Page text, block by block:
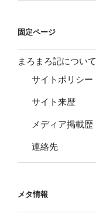
固定ページ
まろまろ記について
サイトポリシー
サイト来歴
メディア掲載歴
連絡先
メタ情報